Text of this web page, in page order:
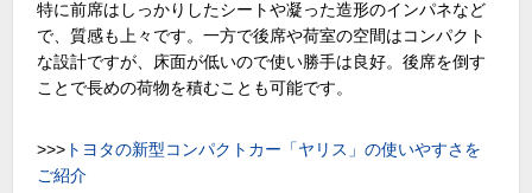
特に前席はしっかりしたシートや凝った造形のインパネなど
で、質感も上々です。一方で後席や荷室の空間はコンパクト
な設計ですが、床面が低いので使い勝手は良好。後席を倒す
ことで長めの荷物を積むことも可能です。
>>> トヨタの新型コンパクトカー「ヤリス」の使いやすさを
ご紹介